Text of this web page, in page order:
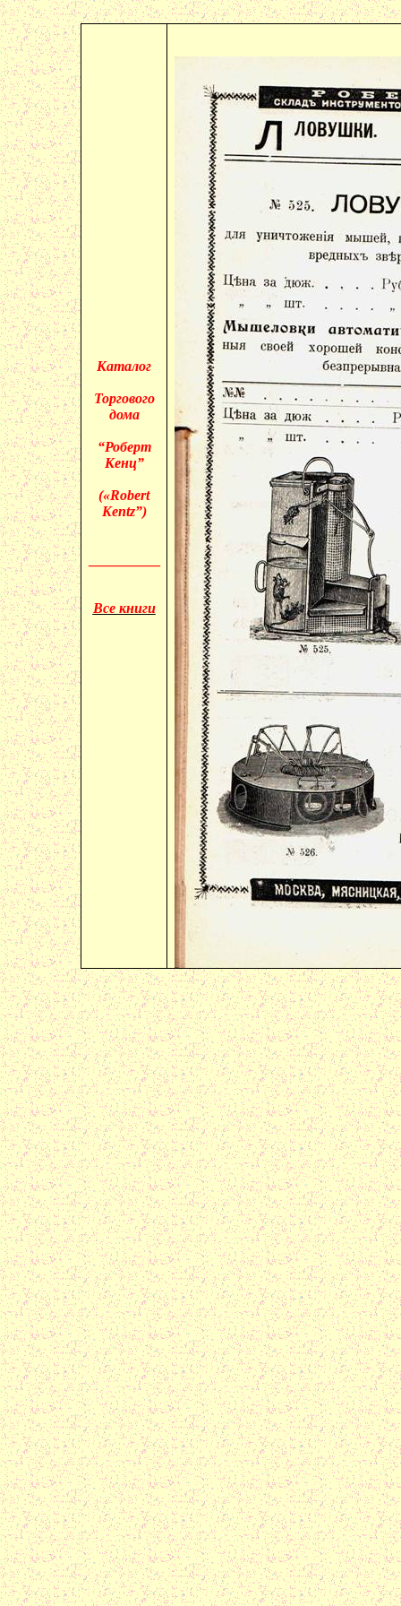
Каталог
Торгового
дома
“Роберт
Кенц”
(«Robert
Kentz”)
Все книги